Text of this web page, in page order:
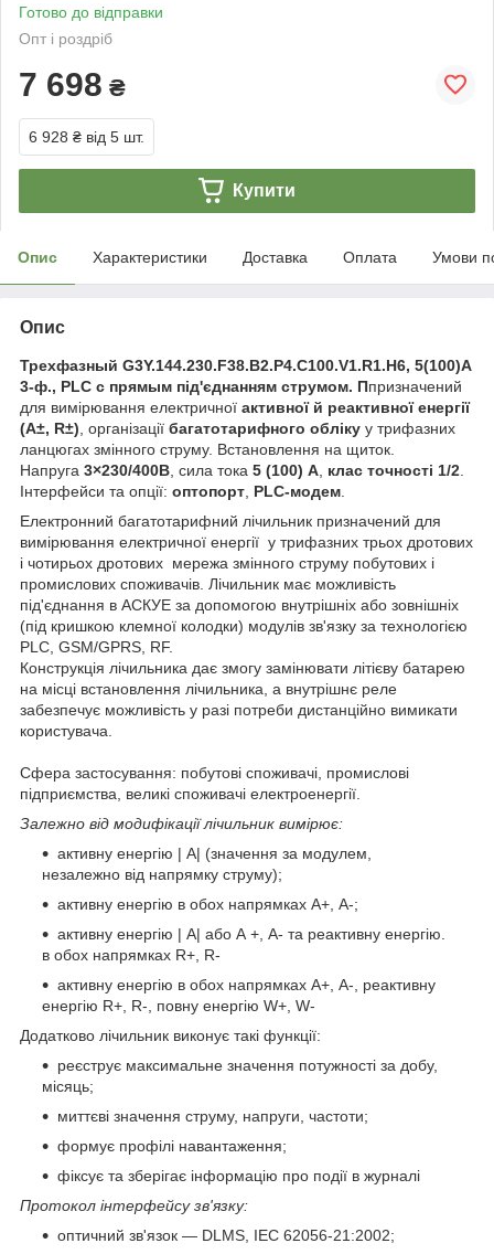
Готово до відправки
Опт і роздріб
7 698 ₴
6 928 ₴ від 5 шт.
Купити
Опис Характеристики Доставка Оплата Умови
Опис
Трехфазный G3Y.144.230.F38.B2.P4.C100.V1.R1.H6, 5(100)А
3-ф., PLC с прямым під'єднанням струмом. Ппризначений
для вимірювання електричної активної й реактивної енергії
(A±, R±) , організації багатотарифного обліку у трифазних
ланцюгах змінного струму. Встановлення на щиток.
Напруга 3×230/400В , сила тока 5 (100) А клас точності 1/2
Інтерфейси та опції: оптопорт PLC-модем
Електронний багатотарифний лічильник призначений для
вимірювання електричної енергії у трифазних трьох дротових
і чотирьох дротових мережа змінного струму побутових і
промислових споживачів. Лічильник має можливість
під'єднання в АСКУЕ за допомогою внутрішніх або зовнішніх
(під кришкою клемної колодки) модулів зв'язку за технологією
PLC, GSM/GPRS, RF.
Конструкція лічильника дає змогу замінювати літієву батарею
на місці встановлення лічильника, а внутрішнє реле
забезпечує можливість у разі потреби дистанційно вимикати
користувача.
Сфера застосування: побутові споживачі, промислові
підприємства, великі споживачі електроенергії.
Залежно від модифікації лічильник вимірює:
активну енергію | A| (значення за модулем,
незалежно від напрямку струму);
активну енергію в обох напрямках А+, А-;
активну енергію | А| або А +, А- та реактивну енергію.
в обох напрямках R+, R-
активну енергію в обох напрямках А+, А-, реактивну
енергію R+, R-, повну енергію W+, W-
Додатково лічильник виконує такі функції:
реєструє максимальне значення потужності за добу,
місяць;
миттєві значення струму, напруги, частоти;
формує профілі навантаження;
фіксує та зберігає інформацію про події в журналі
Протокол інтерфейсу зв'язку:
оптичний зв'язок — DLMS, IEC 62056-21:2002;